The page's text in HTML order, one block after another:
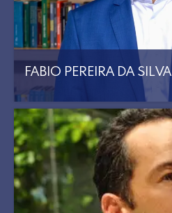
FABIO PEREIRA DA SILVA